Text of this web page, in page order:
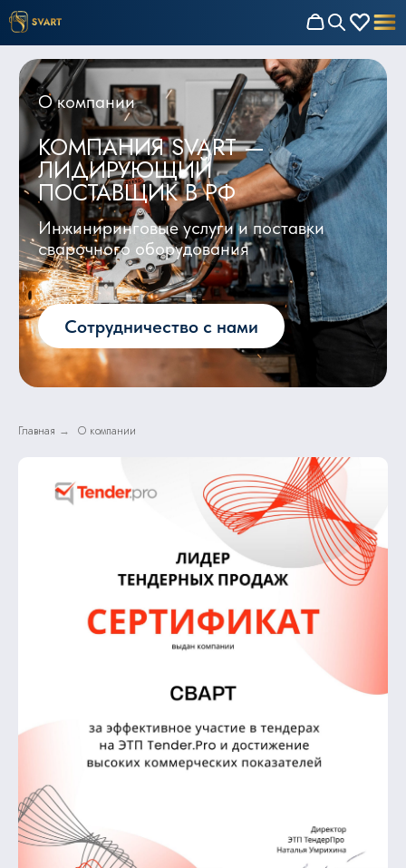
О компании
Инжиниринговые услуги и поставки
сварочного оборудования
КОМПАНИЯ SVART —
ЛИДИРУЮЩИЙ
ПОСТАВЩИК В РФ
Сотрудничество с нами
Главная → О компании